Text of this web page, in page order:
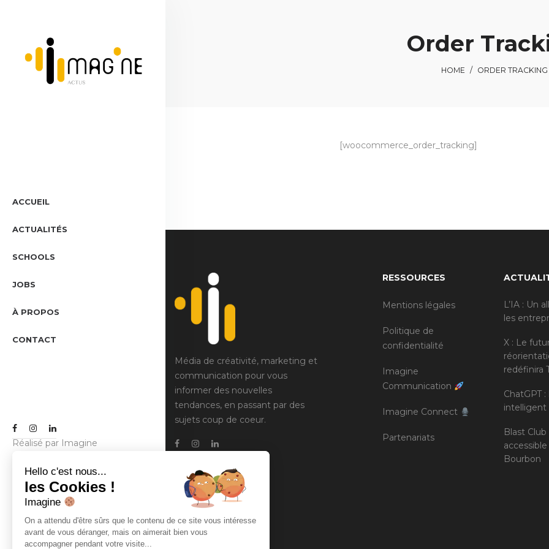
ACCUEIL
ACTUALITÉS
SCHOOLS
JOBS
À PROPOS
CONTACT
Réalisé par Imagine
Order
HOME / ORDER TRACKING
[woocommerce_order_tracking]
Média de créativité, marketing et
communication pour vous
informer des nouvelles
tendances, en passant par des
sujets coup de coeur.
RESSOURCES
Mentions légales
Politique de
confidentialité
Imagine
Communication
Imagine Connect
Partenariats
L’IA : Un
les
X : Le
redéfinira
ChatGPT
intelligent
Blast
Bourbon
Hello c'est nous...
les Cookies !
Imagine
On a attendu d'être sûrs que le contenu de ce site vous intéresse
avant de vous déranger, mais on aimerait bien vous
accompagner pendant votre visite...